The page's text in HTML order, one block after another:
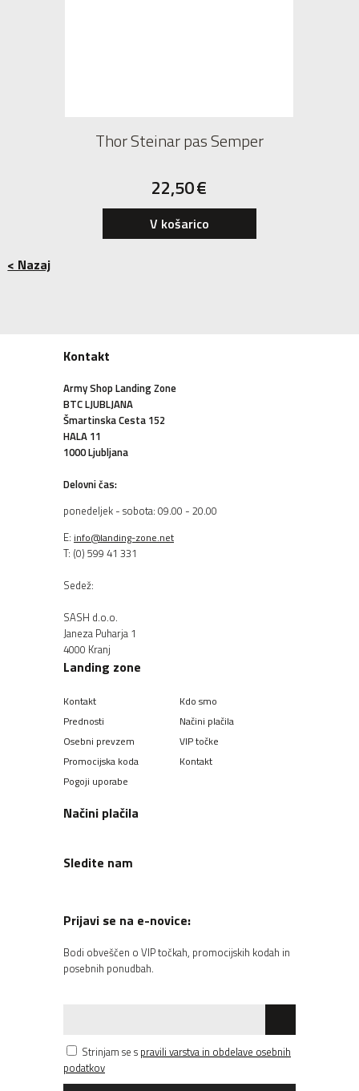
Thor Steinar pas Semper
22,50€
V košarico
< Nazaj
Kontakt
Army Shop Landing Zone
BTC LJUBLJANA
Šmartinska Cesta 152
HALA 11
1000 Ljubljana
Delovni čas:
ponedeljek - sobota: 09.00 - 20.00
E: info@landing-zone.net
T: (0) 599 41 331
Sedež:
SASH d.o.o.
Janeza Puharja 1
4000 Kranj
Landing zone
Kontakt
Kdo smo
Prednosti
Načini plačila
Osebni prevzem
VIP točke
Promocijska koda
Kontakt
Pogoji uporabe
Načini plačila
Sledite nam
Prijavi se na e-novice:
Bodi obveščen o VIP točkah, promocijskih kodah in
posebnih ponudbah.
Strinjam se s pravili varstva in obdelave osebnih
podatkov